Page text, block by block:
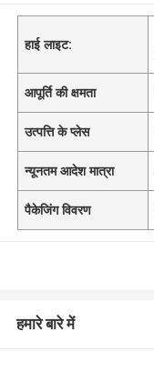
हाई लाइट:
आपूर्ति की क्षमता
उत्पत्ति के प्लेस
न्यूनतम आदेश मात्रा
पैकेजिंग विवरण
हमारे बारे में